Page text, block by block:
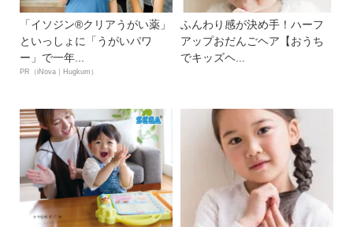
「イソジン®クリアうがい薬」
といっしょに「うがいパワ
ー」で一年...
PR（iNova｜Hugkum）
ふんわり感が決め手！ハーフ
アップおだんごヘア【おうち
でキッズヘ...